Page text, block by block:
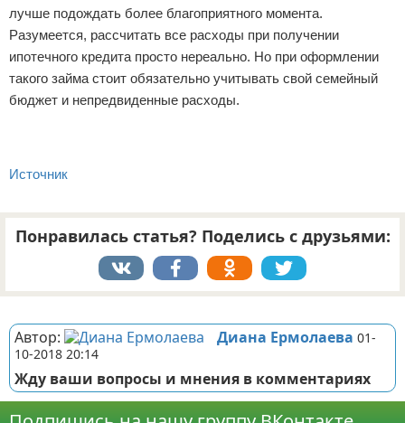
лучше подождать более благоприятного момента.
Разумеется, рассчитать все расходы при получении
ипотечного кредита просто нереально. Но при оформлении
такого займа стоит обязательно учитывать свой семейный
бюджет и непредвиденные расходы.
Источник
Понравилась статья? Поделись с друзьями:
Автор: Диана Ермолаева 01-
10-2018 20:14
Жду ваши вопросы и мнения в комментариях